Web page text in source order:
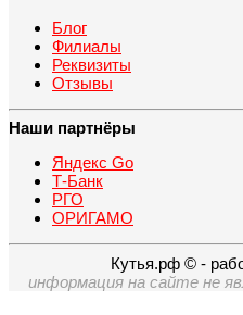
Блог
Филиалы
Реквизиты
Отзывы
Наши партнёры
Яндекс Go
Т-Банк
РГО
ОРИГАМО
Кутья.рф © -
информация на сайте не